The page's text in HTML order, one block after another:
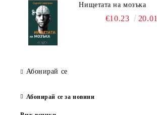
Нищетата на мозъка
€10.23
Абонирай се
Абонирай се за новини